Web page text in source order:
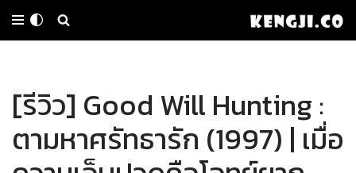
Skip
content
[รีวิว] Good Will Hunting :
ตามหาศรัทธารัก (1997) | เมื่อ